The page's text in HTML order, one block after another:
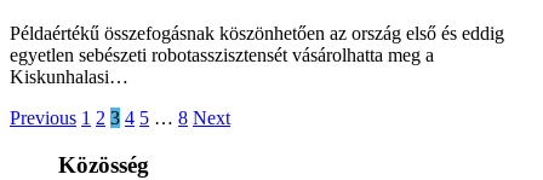
Példaértékű összefogásnak köszönhetően az ország első és eddig
egyetlen sebészeti robotasszisztensét vásárolhatta meg a
Kiskunhalasi…
Previous 1 2 3 4 5 … 8 Next
Közösség